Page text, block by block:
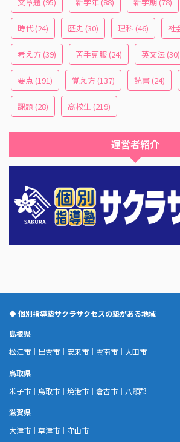
時代(24) 歴史 (30) 理科(46) 社
考え方(39) 苦手克服(24) 英文法(30)
要点 (191) 覚え方(137) 読書(24)
課題 (28) 高校生 (219)
運営者紹介
◆ 個別指導塾サクラサクセスの塾がある地域
島根県
松江市 ｜ 出雲市 ｜ 安来市 ｜ 雲南市 ｜ 大田市
鳥取県
米子市 ｜ 鳥取市 ｜ 境港市 ｜ 倉吉市 ｜ 八頭郡
滋賀県
大津市 ｜ 草津市 ｜ 守山市